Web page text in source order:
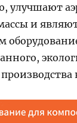
улучшают
и